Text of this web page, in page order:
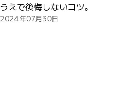
うえで後悔しないコツ。
2024年07月30日